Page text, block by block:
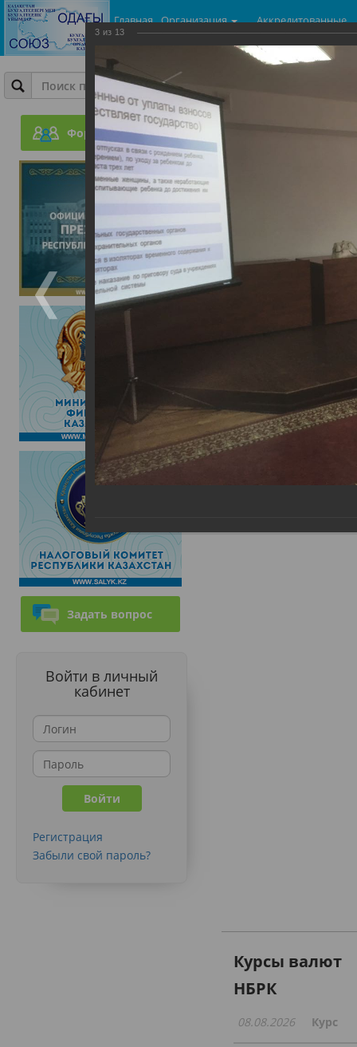
Главная Организация
Аккредитованные
центры
Форум
Задать вопрос
Войти в личный
кабинет
Регистрация
Забыли свой пароль?
Ежеквартальный
законодательные
доходом физических
28.07.2017
Курсы валют
НБРК
08.08.2026 Курс
3 из 13